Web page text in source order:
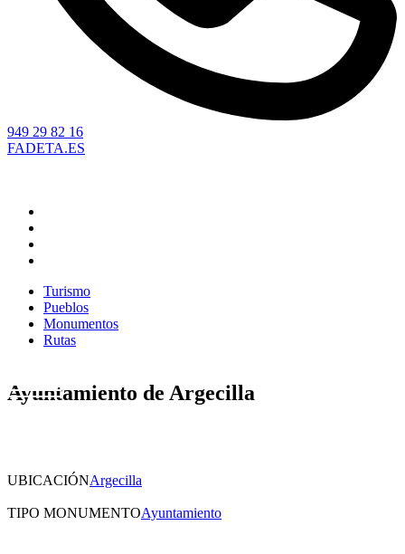
949 29 82 16
FADETA.ES
Turismo
Pueblos
Monumentos
Rutas
Ayuntamiento de Argecilla
UBICACIÓNArgecilla
TIPO MONUMENTOAyuntamiento